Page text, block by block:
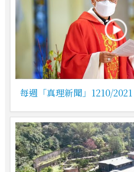
每週「真理新聞」1210/2021